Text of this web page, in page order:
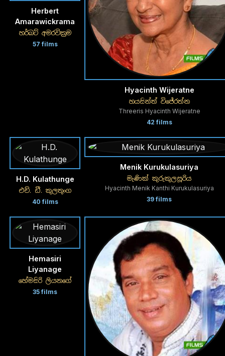
Herbert
Amarawickrama
හර්බට් අමරවික්‍රම
57 films
Hyacinth Wijeratne
හයසින්ත් විජේරත්න
Threeris Hyacinth Wijeratne
42 films
H.D. Kulathunge
එච්. ඩී. කුලතුංග
40 films
Menik Kurukulasuriya
මැණික් කුරුකුලසූරිය
Hyacinth Menik Kanthi Kurukulasuriya
39 films
Hemasiri
Liyanage
හේමසිරි ලියනගේ
35 films